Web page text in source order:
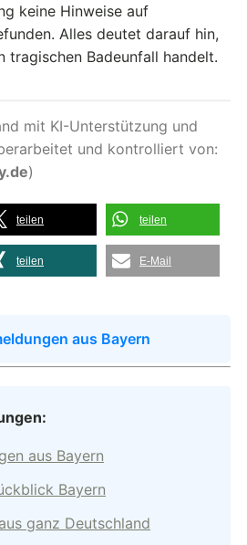
keine Hinweise auf
Alles deutet darauf hin,
tragischen Badeunfall handelt.
mit KI-Unterstützung und
und kontrolliert von:
)
teilen teilen
teilen E-Mail
aus Bayern
aus Bayern
Bayern
ganz Deutschland